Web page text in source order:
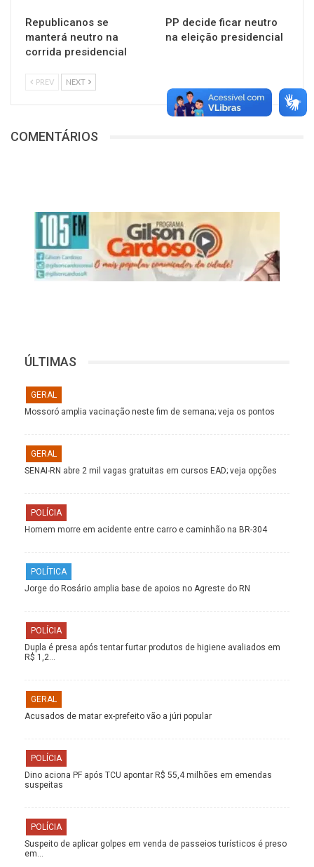
Republicanos se
manterá neutro na
corrida presidencial
PP decide ficar neutro
na eleição presidencial
PREV NEXT
COMENTÁRIOS
ÚLTIMAS
GERAL
Mossoró amplia vacinação neste fim de semana; veja os pontos
GERAL
SENAI-RN abre 2 mil vagas gratuitas em cursos EAD; veja opções
POLÍCIA
Homem morre em acidente entre carro e caminhão na BR-304
POLÍTICA
Jorge do Rosário amplia base de apoios no Agreste do RN
POLÍCIA
Dupla é presa após tentar furtar produtos de higiene avaliados em
R$ 1,2…
GERAL
Acusados de matar ex-prefeito vão a júri popular
POLÍCIA
Dino aciona PF após TCU apontar R$ 55,4 milhões em emendas
suspeitas
POLÍCIA
Suspeito de aplicar golpes em venda de passeios turísticos é preso
em…